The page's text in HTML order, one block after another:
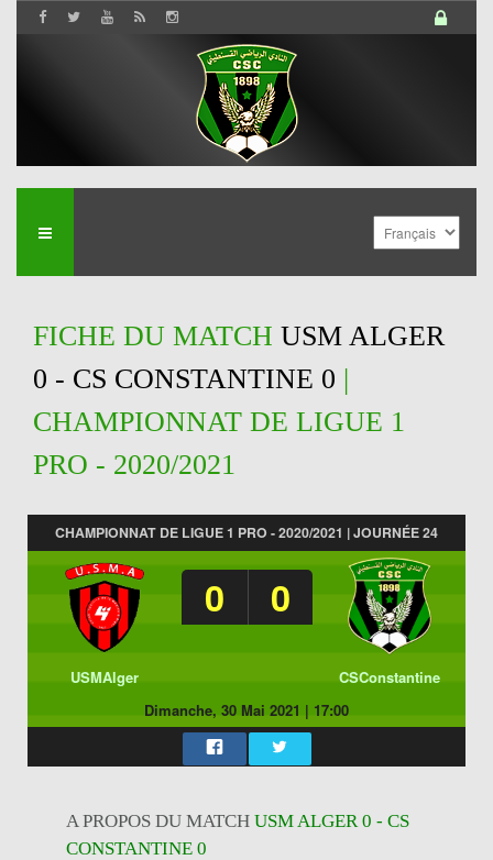
FICHE DU MATCH USM ALGER
0 - CS CONSTANTINE 0 |
CHAMPIONNAT DE LIGUE 1
PRO - 2020/2021
CHAMPIONNAT DE LIGUE 1 PRO - 2020/2021 | JOURNÉE 24
0 0
USMAlger
CSConstantine
Dimanche, 30 Mai 2021 | 17:00
A PROPOS DU MATCH USM ALGER 0 - CS
CONSTANTINE 0